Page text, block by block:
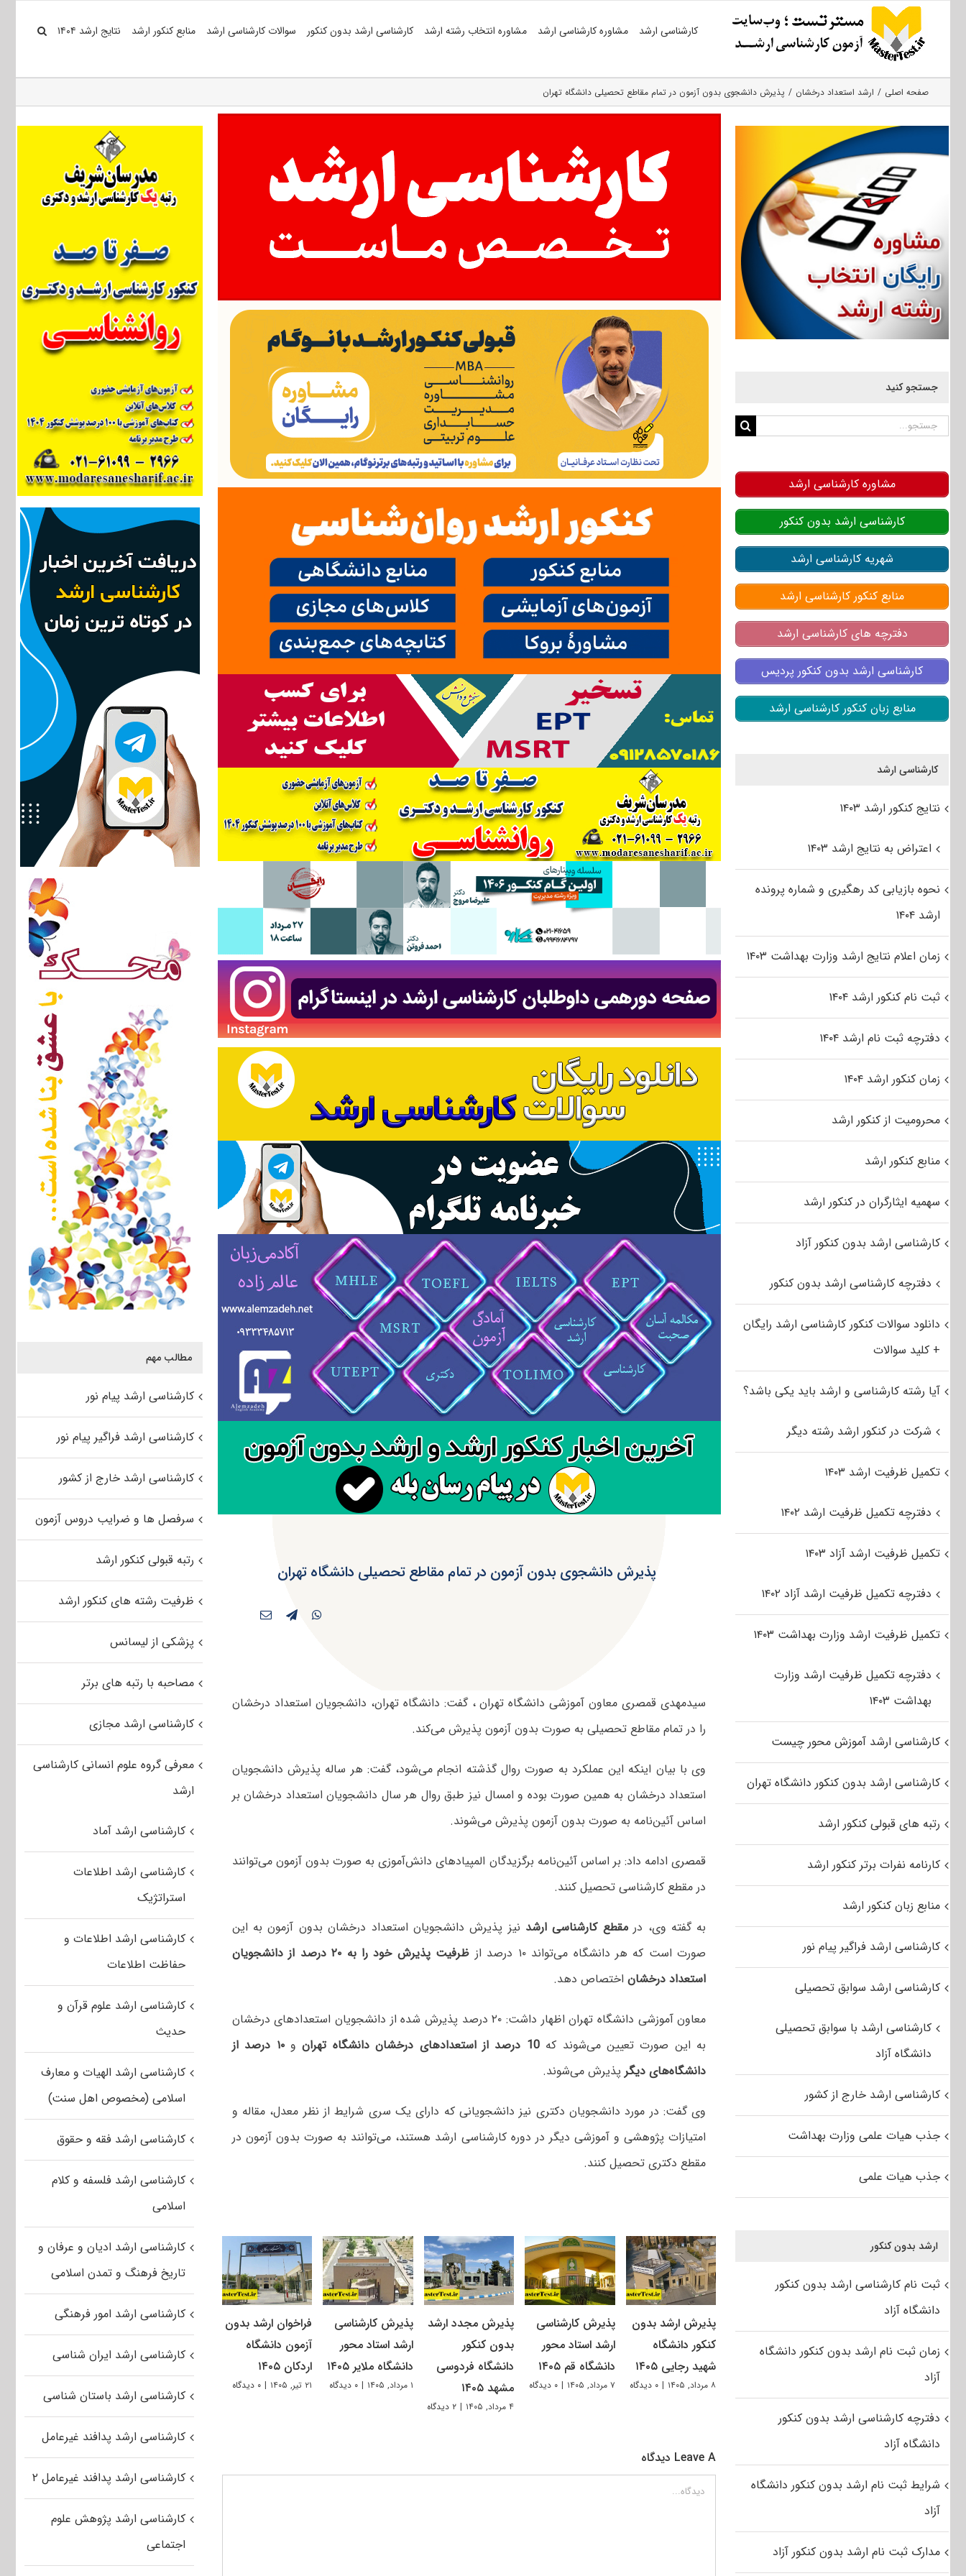
کارشناسی ارشد مشاوره کارشناسی ارشد مشاوره انتخاب رشته ارشد کارشناسی ارشد بدون کنکور سوالات کارشناسی ارشد منابع کنکور ارشد نتایج ارشد ۱۴۰۴
صفحه اصلی ارشد استعداد درخشان پذیرش دانشجوی بدون آزمون در تمام مقاطع تحصیلی دانشگاه تهران
پذیرش دانشجوی بدون آزمون در تمام مقاطع تحصیلی دانشگاه تهران
سیدمهدی قمصری معاون آموزشی دانشگاه تهران ، گفت: دانشگاه تهران، دانشجویان استعداد درخشان
را در تمام مقاطع تحصیلی به صورت بدون آزمون پذیرش می‌کند.
وی با بیان اینکه این عملکرد به صورت روال گذشته انجام می‌شود، گفت: هر ساله پذیرش دانشجویان
استعداد درخشان به همین صورت بوده و امسال نیز طبق روال هر سال دانشجویان استعداد درخشان بر
اساس آئین‌نامه به صورت بدون آزمون پذیرش می‌شوند.
قمصری ادامه داد: بر اساس آئین‌نامه برگزیدگان المپیادهای دانش‌آموزی به صورت بدون آزمون می‌توانند
در مقطع کارشناسی تحصیل کنند.
به گفته وی، درمقطع کارشناسی ارشد نیز پذیرش دانشجویان استعداد درخشان بدون آزمون به این
صورت است که هر دانشگاه می‌تواند ۱۰ درصد از
ظرفیت پذیرش خود را به ۲۰ درصد از دانشجویان
استعداد درخشاناختصاص دهد.
معاون آموزشی دانشگاه تهران اظهار داشت: ۲۰ درصد پذیرش شده از دانشجویان استعدادهای درخشان
به این صورت تعیین می‌شوند که 10 درصد از استعدادهای درخشان دانشگاه تهران و
۱۰ درصد از
دانشگاه‌های دیگرپذیرش می‌شوند.
وی گفت: در مورد دانشجویان دکتری نیز دانشجویانی که دارای یک سری شرایط از نظر معدل، مقاله و
امتیازات پژوهشی و آموزشی دیگر در دوره کارشناسی ارشد هستند، می‌توانند به صورت بدون آزمون در
مقطع دکتری تحصیل کنند.
پذیرش ارشد بدون
کنکور دانشگاه
شهید رجایی ۱۴۰۵
۸ مرداد, ۱۴۰۵ | ۰ دیدگاه
پذیرش کارشناسی
ارشد استاد محور
دانشگاه قم ۱۴۰۵
۷ مرداد, ۱۴۰۵ | ۰ دیدگاه
پذیرش مجدد ارشد
بدون کنکور
دانشگاه فردوسی
مشهد ۱۴۰۵
۴ مرداد, ۱۴۰۵ | ۲ دیدگاه
پذیرش کارشناسی
ارشد استاد محور
دانشگاه ملایر ۱۴۰۵
۱ مرداد, ۱۴۰۵ | ۰ دیدگاه
فراخوان ارشد بدون
آزمون دانشگاه
اردکان ۱۴۰۵
۲۱ تیر, ۱۴۰۵ | ۰ دیدگاه
Leave A دیدگاه
دیدگاه
مطالب مهم
کارشناسی ارشد پیام نور
کارشناسی ارشد فراگیر پیام نور
کارشناسی ارشد خارج از کشور
سرفصل ها و ضرایب دروس آزمون
رتبه قبولی کنکور ارشد
ظرفیت رشته های کنکور ارشد
پزشکی از لیسانس
مصاحبه با رتبه های برتر
کارشناسی ارشد مجازی
معرفی گروه علوم انسانی کارشناسی
ارشد
کارشناسی ارشد آماد
کارشناسی ارشد اطلاعات
استراتژیک
کارشناسی ارشد اطلاعات و
حفاظت اطلاعات
کارشناسی ارشد علوم قرآن و
حدیث
کارشناسی ارشد الهیات و معارف
اسلامی (مخصوص اهل سنت)
کارشناسی ارشد فقه و حقوق
کارشناسی ارشد فلسفه و کلام
اسلامی
کارشناسی ارشد ادیان و عرفان و
تاریخ فرهنگ و تمدن اسلامی
کارشناسی ارشد امور فرهنگی
کارشناسی ارشد ایران شناسی
کارشناسی ارشد باستان شناسی
کارشناسی ارشد پدافند غیرعامل
کارشناسی ارشد پدافند غیرعامل ۲
کارشناسی ارشد پژوهش علوم
اجتماعی
جستجو کنید
جستجو
مشاوره کارشناسی ارشد
کارشناسی ارشد بدون کنکور
شهریه کارشناسی ارشد
منابع کنکور کارشناسی ارشد
دفترچه های کارشناسی ارشد
کارشناسی ارشد بدون کنکور پردیس
منابع زبان کنکور کارشناسی ارشد
کارشناسی ارشد
نتایج کنکور ارشد ۱۴۰۳
اعتراض به نتایج ارشد ۱۴۰۳
نحوه بازیابی کد رهگیری و شماره پرونده
ارشد ۱۴۰۴
زمان اعلام نتایج ارشد وزارت بهداشت ۱۴۰۳
ثبت نام کنکور ارشد ۱۴۰۴
دفترچه ثبت نام ارشد ۱۴۰۴
زمان کنکور ارشد ۱۴۰۴
محرومیت از کنکور ارشد
منابع کنکور ارشد
سهمیه ایثارگران در کنکور ارشد
کارشناسی ارشد بدون کنکور آزاد
دفترچه کارشناسی ارشد بدون کنکور
دانلود سوالات کنکور کارشناسی ارشد رایگان
+ کلید سوالات
آیا رشته کارشناسی و ارشد باید یکی باشد؟
شرکت در کنکور ارشد رشته دیگر
تکمیل ظرفیت ارشد ۱۴۰۳
دفترچه تکمیل ظرفیت ارشد ۱۴۰۲
تکمیل ظرفیت ارشد آزاد ۱۴۰۳
دفترچه تکمیل ظرفیت ارشد آزاد ۱۴۰۲
تکمیل ظرفیت ارشد وزارت بهداشت ۱۴۰۳
دفترچه تکمیل ظرفیت ارشد وزارت
بهداشت ۱۴۰۳
کارشناسی ارشد آموزش محور چیست
کارشناسی ارشد بدون کنکور دانشگاه تهران
رتبه های قبولی کنکور ارشد
کارنامه نفرات برتر کنکور ارشد
منابع زبان کنکور ارشد
کارشناسی ارشد فراگیر پیام نور
کارشناسی ارشد سوابق تحصیلی
کارشناسی ارشد با سوابق تحصیلی
دانشگاه آزاد
کارشناسی ارشد خارج از کشور
جذب هیات علمی وزارت بهداشت
جذب هیات علمی
ارشد بدون کنکور
ثبت نام کارشناسی ارشد بدون کنکور
دانشگاه آزاد
زمان ثبت نام ارشد بدون کنکور دانشگاه
آزاد
دفترچه کارشناسی ارشد بدون کنکور
دانشگاه آزاد
شرایط ثبت نام ارشد بدون کنکور دانشگاه
آزاد
مدارک ثبت نام ارشد بدون کنکور آزاد